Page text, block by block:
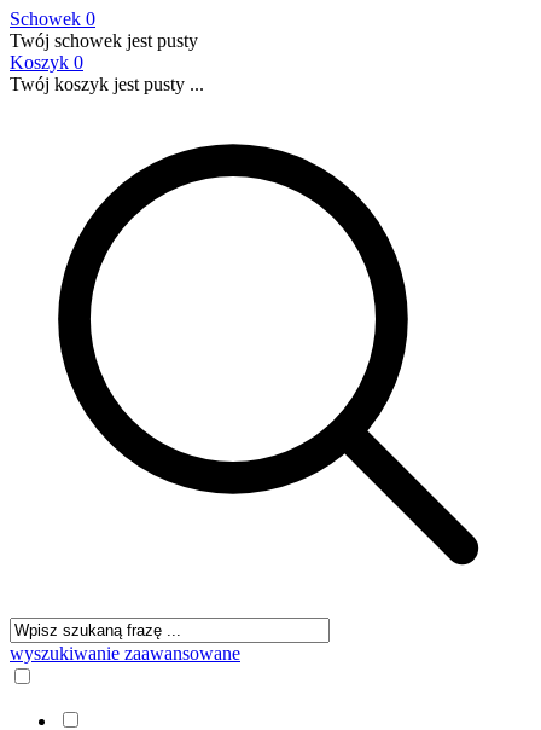
Schowek 0
Twój schowek jest pusty
Koszyk 0
Twój koszyk jest pusty ...
wyszukiwanie zaawansowane